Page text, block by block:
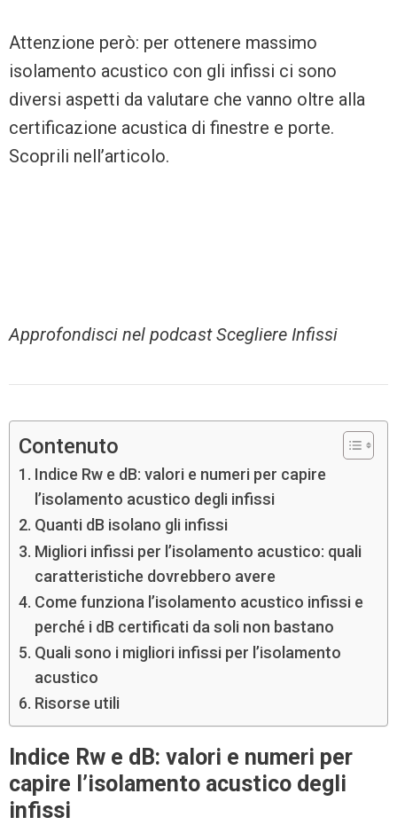
Attenzione però: per ottenere massimo
isolamento acustico con gli infissi ci sono
diversi aspetti da valutare che vanno oltre alla
certificazione acustica di finestre e porte.
Scoprili nell’articolo.
Approfondisci nel podcast Scegliere Infissi
Contenuto
Indice Rw e dB: valori e numeri per capire
l’isolamento acustico degli infissi
Quanti dB isolano gli infissi
Migliori infissi per l’isolamento acustico: quali
caratteristiche dovrebbero avere
Come funziona l’isolamento acustico infissi e
perché i dB certificati da soli non bastano
Quali sono i migliori infissi per l’isolamento
acustico
Risorse utili
Indice Rw e dB: valori e numeri per
capire l’isolamento acustico degli
infissi